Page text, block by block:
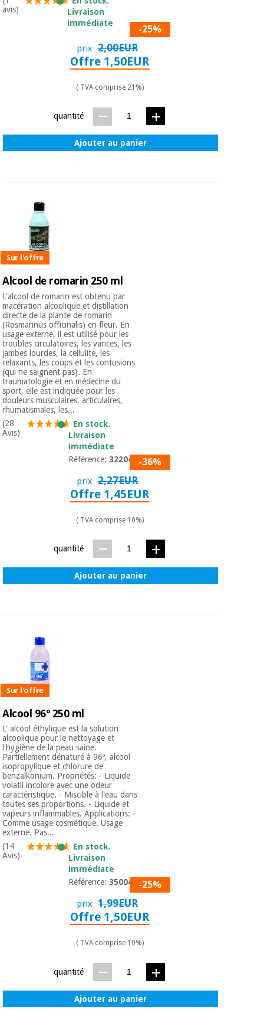
avis)
Livraison
immédiate
-25%
prix 2,00EUR
Offre 1,50EUR
( TVA comprise 21%)
quantité
Ajouter au panier
Sur l'offre
Alcool de romarin 250 ml
L'alcool de romarin est obtenu par
macération alcoolique et distillation
directe de la plante de romarin
(Rosmarinus officinalis) en fleur. En
usage externe, il est utilisé pour les
troubles circulatoires, les varices, les
jambes lourdes, la cellulite, les
relaxants, les coups et les contusions
(qui ne saignent pas). En
traumatologie et en médecine du
sport, elle est indiquée pour les
douleurs musculaires, articulaires,
rhumatismales, les...
(28
Avis)
En stock.
Livraison
immédiate
Référence:3220401-36%
prix 2,27EUR
Offre 1,45EUR
( TVA comprise 10%)
quantité
Ajouter au panier
Sur l'offre
Alcool 96º 250 ml
L' alcool éthylique est la solution
alcoolique pour le nettoyage et
l'hygiène de la peau saine.
Partiellement dénaturé à 96º, alcool
isopropylique et chlorure de
benzalkonium. Propriétés: - Liquide
volatil incolore avec une odeur
caractéristique. - Miscible à l'eau dans
toutes ses proportions. - Liquide et
vapeurs inflammables. Applications: -
Comme usage cosmétique. Usage
externe. Pas...
(14
Avis)
En stock.
Livraison
immédiate
Référence:3500401-25%
prix 1,99EUR
Offre 1,50EUR
( TVA comprise 10%)
quantité
Ajouter au panier